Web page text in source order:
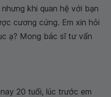
khi quan hệ với bạn
cương cứng. Em xin hỏi
ạ? Mong bác sĩ tư vấn
20 tuổi, lúc trước em